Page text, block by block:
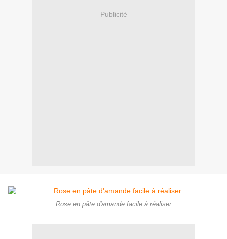
Publicité
Rose en pâte d'amande facile à réaliser